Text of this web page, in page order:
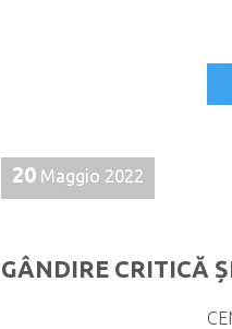
20 Maggio 2022
GÂNDIRE CRITICĂ